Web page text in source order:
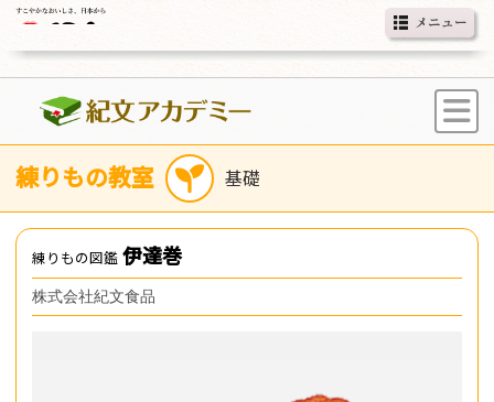
練りもの教室
練りもの図鑑 伊達巻
株式会社紀文食品